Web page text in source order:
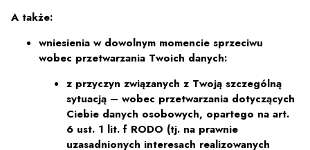
A także:
wniesienia w dowolnym momencie sprzeciwu
wobec przetwarzania Twoich danych:
z przyczyn związanych z Twoją szczególną
sytuacją – wobec przetwarzania dotyczących
Ciebie danych osobowych, opartego na art.
6 ust. 1 lit. f RODO (tj. na prawnie
uzasadnionych interesach realizowanych